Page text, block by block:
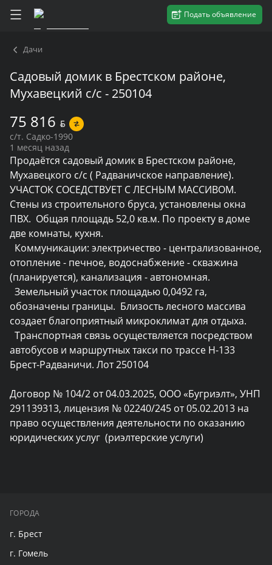
Подать объявление
Дачи
Садовый домик в Брестском районе,
Мухавецкий с/с - 250104
75 816 BYN
с/т. Садко-1990
1 месяц назад
Продаётся садовый домик в Брестском районе,
Мухавецкого с/с ( Радваничское направление).
УЧАСТОК СОСЕДСТВУЕТ С ЛЕСНЫМ МАССИВОМ.
Стены из строительного бруса, установлены окна
ПВХ.  Общая площадь 52,0 кв.м. По проекту в доме
две комнаты, кухня.
отопление - печное, водоснабжение - скважина
(планируется), канализация - автономная.
обозначены границы.  Близость лесного массива
создает благоприятный микроклимат для отдыха.
автобусов и маршрутных такси по трассе Н-133
Брест-Радваничи. Лот 250104
Договор № 104/2 от 04.03.2025, ООО «Бугриэлт», УНП
291139313, лицензия № 02240/245 от 05.02.2013 на
право осуществления деятельности по оказанию
юридических услуг  (риэлтерские услуги)
ГОРОДА
г. Брест
г. Гомель